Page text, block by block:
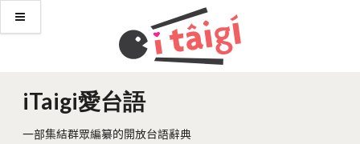
iTaigi愛台語
一部集結群眾編纂的開放台語辭典